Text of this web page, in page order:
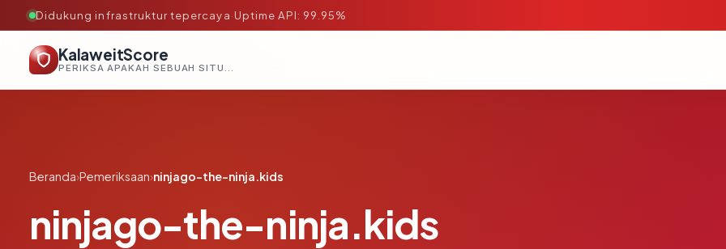
Didukung infrastruktur tepercaya·Uptime API: 99.95%
KalaweitScore
PERIKSA APAKAH SEBUAH SITUS AMAN, TEPERCAYA, DAN TERVERIFIKASI DALAM HITUNGAN DETIK.
Beranda›Pemeriksaan›ninjago-the-ninja.kids
ninjago-the-ninja.kids